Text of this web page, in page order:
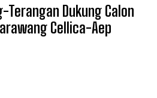
Terangan Dukung Calon
Cellica-Aep